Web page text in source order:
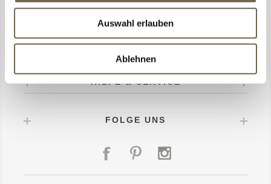
Auswahl erlauben
Ablehnen
CONMA DESIGN
MEIN KONTO
HILFE & SERVICE
FOLGE UNS